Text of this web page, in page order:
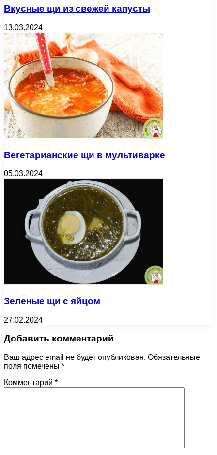
Вкусные щи из свежей капусты
13.03.2024
Вегетарианские щи в мультиварке
05.03.2024
Зеленые щи с яйцом
27.02.2024
Добавить комментарий
Ваш адрес email не будет опубликован. Обязательные
поля помечены *
Комментарий *